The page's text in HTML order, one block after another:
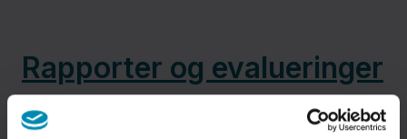
Rapporter og evalueringer
PROgrez udgiver egne årsrapporter for